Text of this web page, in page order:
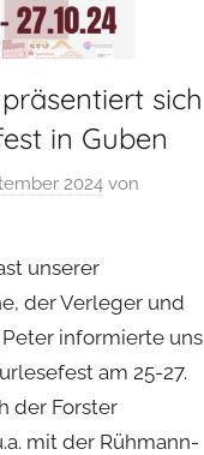
sich
in Guben
2024 von
unserer
der Verleger und
informierte uns
am 25-27.
der Forster
mit der Rühmann-